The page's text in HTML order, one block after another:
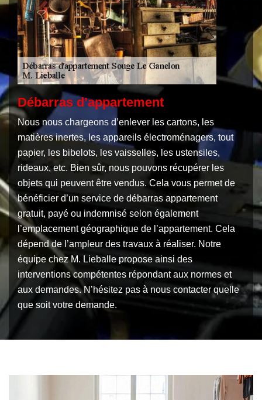
Débarras d’appartement
Nous nous chargeons d’enlever les cartons, les
matières inertes, les appareils électroménagers, tout
papier, les bibelots, les vaisselles, les ustensiles,
rideaux, etc. Bien sûr, nous pouvons récupérer les
objets qui peuvent être vendus. Cela vous permet de
bénéficier d’un service de débarras appartement
gratuit, payé ou indemnisé selon également
l’emplacement géographique de l’appartement. Cela
dépend de l’ampleur des travaux à réaliser. Notre
équipe chez M. Lieballe propose ainsi des
interventions compétentes répondant aux normes et
aux demandes. N’hésitez pas à nous contacter quelle
que soit votre demande.